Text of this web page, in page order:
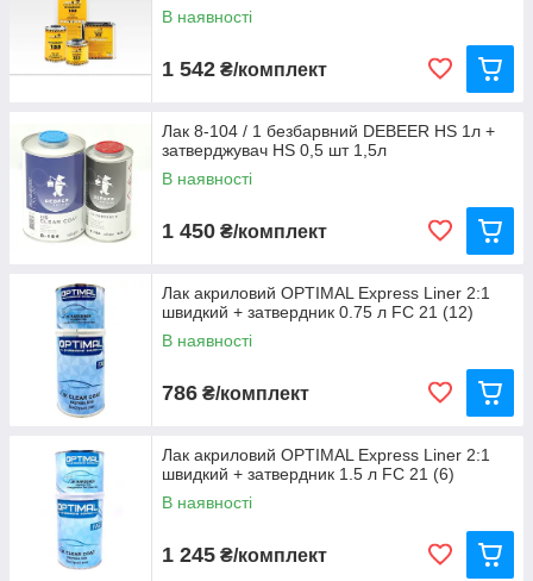
В наявності
1 542 ₴/комплект
Лак 8-104 / 1 безбарвний DEBEER HS 1л +
затверджувач HS 0,5 шт 1,5л
В наявності
1 450 ₴/комплект
Лак акриловий OPTIMAL Express Liner 2:1
швидкий + затвердник 0.75 л FC 21 (12)
В наявності
786 ₴/комплект
Лак акриловий OPTIMAL Express Liner 2:1
швидкий + затвердник 1.5 л FC 21 (6)
В наявності
1 245 ₴/комплект